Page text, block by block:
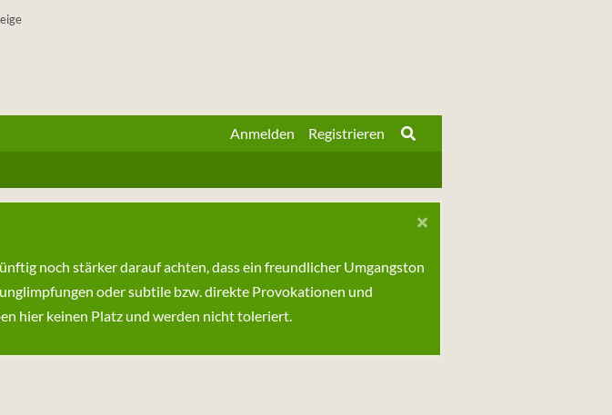
Anmelden Registrieren
noch stärker darauf achten, dass ein freundlicher Umgangston
oder subtile bzw. direkte Provokationen und
hier keinen Platz und werden nicht toleriert.